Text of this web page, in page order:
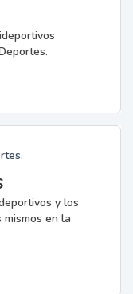
y los
en la